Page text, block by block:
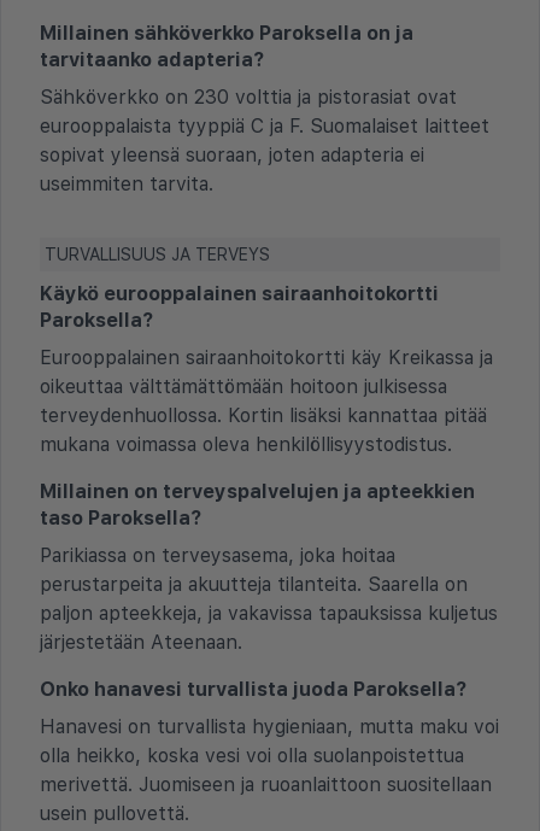
Millainen sähköverkko Paroksella on ja
tarvitaanko adapteria?
Sähköverkko on 230 volttia ja pistorasiat ovat
eurooppalaista tyyppiä C ja F. Suomalaiset laitteet
sopivat yleensä suoraan, joten adapteria ei
useimmiten tarvita.
TURVALLISUUS JA TERVEYS
Käykö eurooppalainen sairaanhoitokortti
Paroksella?
Eurooppalainen sairaanhoitokortti käy Kreikassa ja
oikeuttaa välttämättömään hoitoon julkisessa
terveydenhuollossa. Kortin lisäksi kannattaa pitää
mukana voimassa oleva henkilöllisyystodistus.
Millainen on terveyspalvelujen ja apteekkien
taso Paroksella?
Parikiassa on terveysasema, joka hoitaa
perustarpeita ja akuutteja tilanteita. Saarella on
paljon apteekkeja, ja vakavissa tapauksissa kuljetus
järjestetään Ateenaan.
Onko hanavesi turvallista juoda Paroksella?
Hanavesi on turvallista hygieniaan, mutta maku voi
olla heikko, koska vesi voi olla suolanpoistettua
merivettä. Juomiseen ja ruoanlaittoon suositellaan
usein pullovettä.